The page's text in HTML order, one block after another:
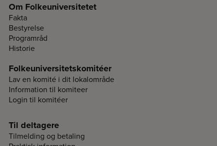
Om Folkeuniversitetet
Fakta
Bestyrelse
Programråd
Historie
Folkeuniversitetskomitéer
Lav en komité i dit lokalområde
Information til komiteer
Login til komitéer
Til deltagere
Tilmelding og betaling